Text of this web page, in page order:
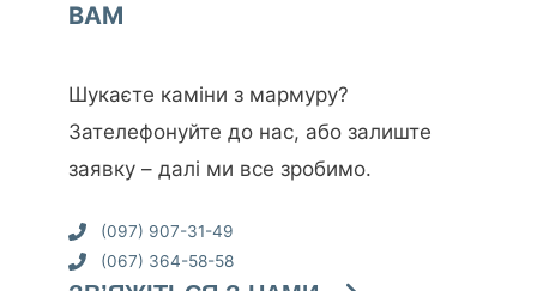
ВАМ
Шукаєте каміни з мармуру?
Зателефонуйте до нас, або залиште
заявку – далі ми все зробимо.
(097) 907-31-49
(067) 364-58-58